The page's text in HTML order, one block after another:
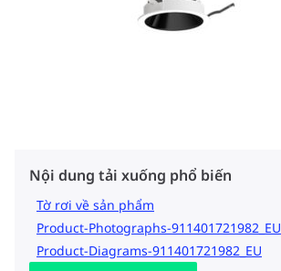
Nội dung tải xuống phổ biến
Tờ rơi về sản phẩm
Product-Photographs-911401721982_EU
Product-Diagrams-911401721982_EU